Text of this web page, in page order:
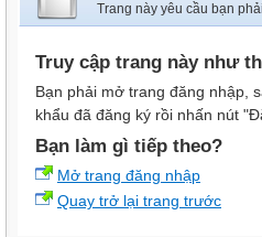
Trang này yêu cầu bạn
Truy cập trang này như
Bạn phải mở trang đăng nhập,
khẩu đã đăng ký rồi nhấn nút
Bạn làm gì tiếp theo?
Mở trang đăng nhập
Quay trở lại trang trước